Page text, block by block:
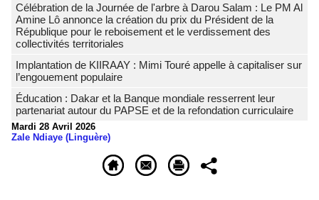
Célébration de la Journée de l'arbre à Darou Salam : Le PM Al
Amine Lô annonce la création du prix du Président de la
République pour le reboisement et le verdissement des
collectivités territoriales
Implantation de KIIRAAY : Mimi Touré appelle à capitaliser sur
l’engouement populaire
Éducation : Dakar et la Banque mondiale resserrent leur
partenariat autour du PAPSE et de la refondation curriculaire
Mardi 28 Avril 2026
Zale Ndiaye (Linguère)